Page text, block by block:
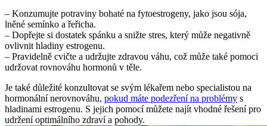
– Konzumujte potraviny bohaté na fytoestrogeny, jako jsou sója,
lněné semínko a řeřicha.
– Dopřejte si dostatek spánku a snižte stres, který může negativně
ovlivnit hladiny estrogenu.
– Pravidelně cvičte a udržujte zdravou váhu, což může také pomoci
udržovat rovnováhu hormonů v těle.
Je také důležité konzultovat se svým lékařem nebo specialistou na
hormonální nerovnováhu, pokud máte podezření na problémy s
hladinami estrogenu. S jejich pomocí můžete najít vhodné řešení pro
udržení optimálního zdraví a pohody.